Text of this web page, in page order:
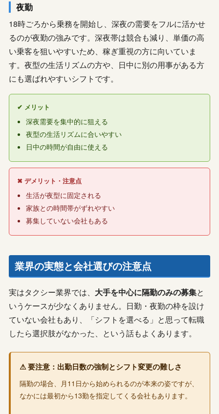
夜勤
18時ごろから乗務を開始し、深夜の需要をフルに活かせ
るのが夜勤の強みです。深夜帯は競合も減り、単価の高
い乗客を狙いやすいため、稼ぎ重視の方に向いていま
す。夜型の生活リズムの方や、日中に別の用事がある方
にも選ばれやすいシフトです。
✔ メリット
深夜需要を集中的に狙える
夜型の生活リズムに合いやすい
日中の時間が自由に使える
✖ デメリット・注意点
生活が夜型に固定される
家族との時間帯がずれやすい
募集していない会社もある
業界の実態と会社選びの注意点
実はタクシー業界では、 大手を中心に隔勤のみの募集と
いうケースが少なくありません。日勤・夜勤の枠を設け
ていない会社もあり、「シフトを選べる」と思って転職
したら選択肢がなかった、という話もよくあります。
⚠ 要注意：出勤日数の強制とシフト変更の難しさ
隔勤の場合、月11日から始められるのが本来の姿ですが、
なかには最初から13勤を指定してくる会社もあります。